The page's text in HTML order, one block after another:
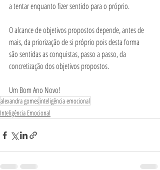
a tentar enquanto fizer sentido para o próprio.
O alcance de objetivos propostos depende, antes de
mais, da priorização de si próprio pois desta forma
são sentidas as conquistas, passo a passo, da
concretização dos objetivos propostos.
Um Bom Ano Novo!
alexandra gomesinteligência emocional
Inteligência Emocional